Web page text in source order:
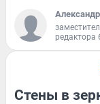
редактора
Стены в